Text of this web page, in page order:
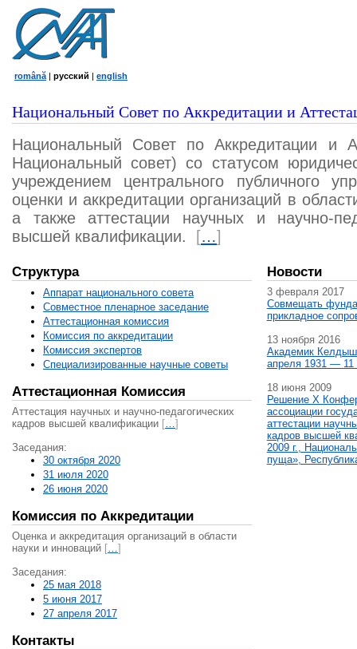
română | русский | english
Национальный Совет по Аккредитации и
Национальный Совет по Аккредитации и
Национальный совет) со статусом
учреждением центрального публичного
оценки и аккредитации организаций в
а также аттестации научных и научно-
высшей квалификации.
[…]
Структура
Аппарат национального совета
Совместное пленарное заседание
Аттестационная комисcия
Комиссия по аккредитации
Комиссия экспертов
Специализированные научные советы
Аттестационная Комиссия
Аттестация научных и научно-педагогических
кадров высшей квалификации […]
Заседания:
30 октября 2020
31 июля 2020
26 июня 2020
Комиссия по Аккредитации
Оценка и аккредитация организаций в области
науки и инноваций […]
Заседания:
25 мая 2018
5 июня 2017
27 апреля 2017
Контакты
Новости
3 февраля 2017
Совмещать
прикладное
13 ноября 2016
Академик
апреля 1931 — 11
18 июня 2009
Решение X
ассоциации
аттестации
кадров высшей
2009 г.,
пуща»,